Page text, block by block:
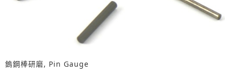
鎢鋼棒研磨, Pin Gauge